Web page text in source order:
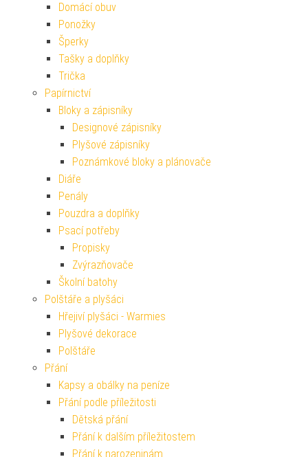
Domácí obuv
Ponožky
Šperky
Tašky a doplňky
Trička
Papírnictví
Bloky a zápisníky
Designové zápisníky
Plyšové zápisníky
Poznámkové bloky a plánovače
Diáře
Penály
Pouzdra a doplňky
Psací potřeby
Propisky
Zvýrazňovače
Školní batohy
Polštáře a plyšáci
Hřejiví plyšáci - Warmies
Plyšové dekorace
Polštáře
Přání
Kapsy a obálky na peníze
Přání podle příležitosti
Dětská přání
Přání k dalším příležitostem
Přání k narozeninám